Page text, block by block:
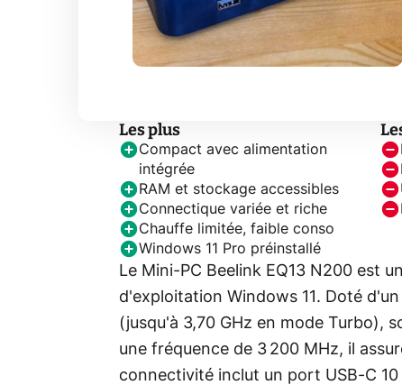
Les plus
Compact avec alimentation
intégrée
RAM et stockage accessibles
Connectique variée et riche
Chauffe limitée, faible conso
Windows 11 Pro préinstallé
Le Mini-PC Beelink EQ13 N200 est
d'exploitation Windows 11. Doté
(jusqu'à 3,70 GHz en mode Turbo),
une fréquence de 3 200 MHz, il
connectivité inclut un port USB-C